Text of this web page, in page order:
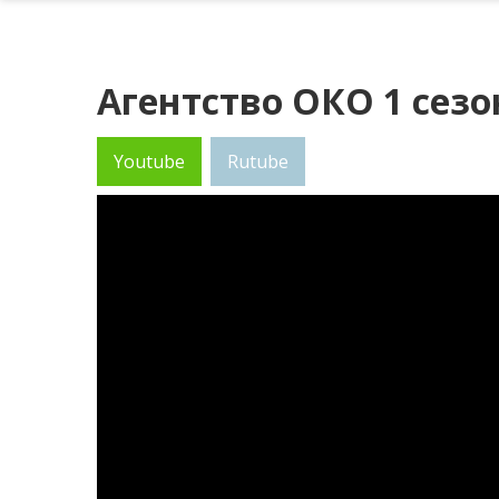
Агентство ОКО 1
Youtube Rutube